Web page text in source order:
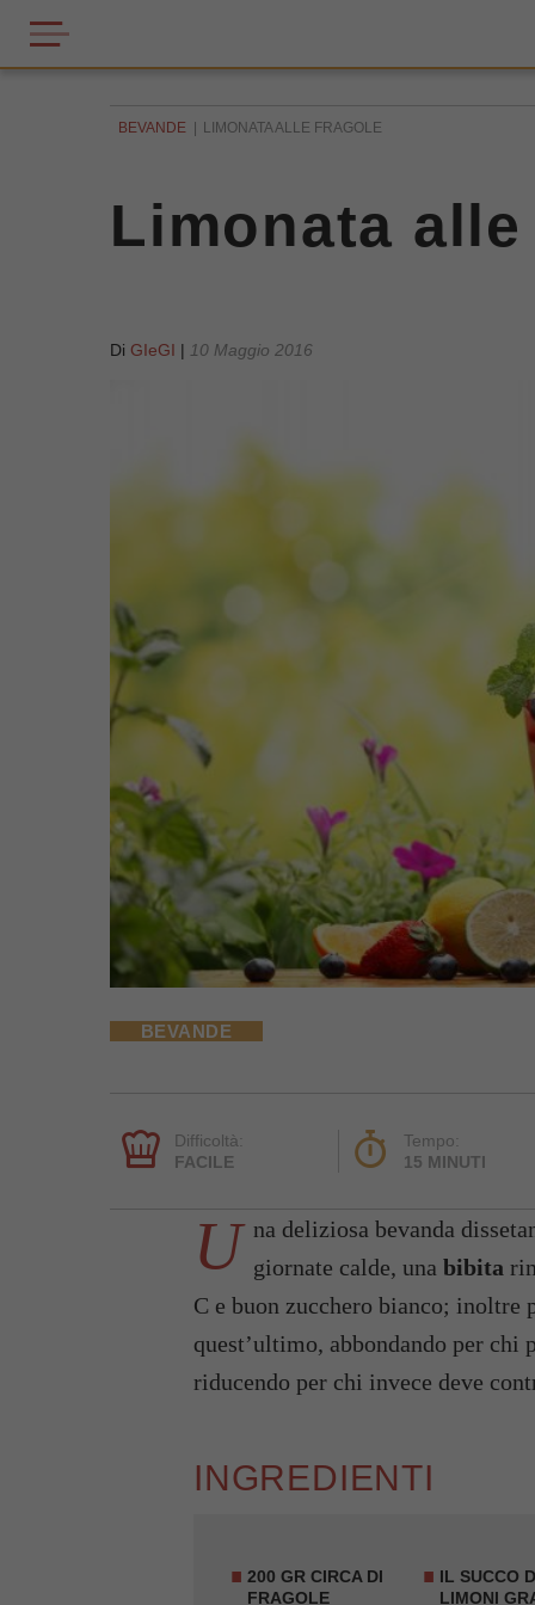
BEVANDE LIMONATA ALLE FRAGOLE
Limonata
Di GIeGI | 10 Maggio 2016
BEVANDE
Difficoltà:
FACILE
Tempo:
15 MINUTI
U na deliziosa bevanda
giornate calde, una bibita
C e buon zucchero bianco; inoltre
quest’ultimo, abbondando per
riducendo per chi invece deve
INGREDIENTI
200 GR CIRCA DI
FRAGOLE
IL SUCCO
LIMONI